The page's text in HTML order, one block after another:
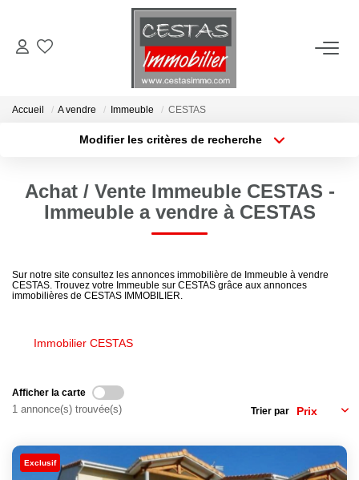
ACHETER
NOTRE AGENCE
Accueil A vendre Immeuble CESTAS
Modifier les critères de recherche
Sélectionnez...
Type de bien
Surface min
Créer une alerte
Achat / Vente Immeuble CESTAS -
Immeuble a vendre à CESTAS
Sur notre site consultez les annonces immobilière de Immeuble à vendre
CESTAS. Trouvez votre Immeuble sur CESTAS grâce aux annonces
immobilières de CESTAS IMMOBILIER.
Immobilier CESTAS
Afficher la carte
1 annonce(s) trouvée(s) Trier par
Exclusif